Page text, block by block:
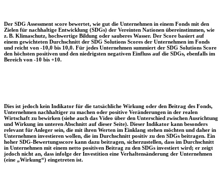
Der SDG Assessment score bewertet, wie gut die Unternehmen in einem Fonds mit den
Zielen für nachhaltige Entwicklung (SDGs) der Vereinten Nationen übereinstimmen, wie
z. B. Klimaschutz, hochwertige Bildung oder sauberes Wasser. Der Score basiert auf
einem gewichteten Durchschnitt der SDG Solutions Scores der Unternehmen im Fonds
und reicht von -10,0 bis 10,0. Für jedes Unternehmen summiert der SDG Solutions Score
den höchsten positiven und den niedrigsten negativen Einfluss auf die SDGs, ebenfalls im
Bereich von -10 bis +10.
Dies ist jedoch kein Indikator für die tatsächliche Wirkung oder den Beitrag des Fonds,
Unternehmen nachhaltiger zu machen oder positive Veränderungen in der realen
Wirtschaft zu bewirken (siehe auch das Video über den Unterschied zwischen Ausrichtung
und Wirkung im unteren Abschnitt auf dieser Seite). Dieser Indikator kann besonders
relevant für Anleger sein, die mit ihren Werten im Einklang stehen möchten und daher in
Unternehmen investieren wollen, die im Durchschnitt positiv zu den SDGs beitragen. Ein
hoher SDG-Bewertungsscore kann dazu beitragen, sicherzustellen, dass im Durchschnitt
in Unternehmen mit einem netto positiven Beitrag zu den SDGs investiert wird; er zeigt
jedoch nicht an, dass infolge der Investition eine Verhaltensänderung der Unternehmen
(eine „Wirkung“) eingetreten ist.